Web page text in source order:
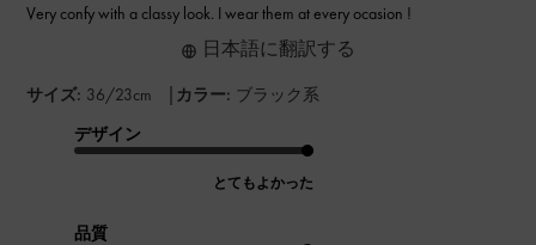
Very confy with a classy look. I wear them at every ocasion !
サイズ: 36/23cm | カラー: ブラック系
デザイン
とてもよかった
品質
日本語に翻訳する